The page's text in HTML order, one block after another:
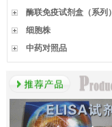
酶联免疫试剂盒（系列）
细胞株
中药对照品